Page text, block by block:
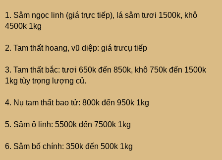
1. Sâm ngọc linh (giá trực tiếp), lá sâm tươi 1500k, khô
4500k 1kg
2. Tam thất hoang, vũ diệp: giá trưcụ tiếp
3. Tam thất bắc: tươi 650k đến 850k, khô 750k đến 1500k
1kg tùy trọng lượng củ.
4. Nụ tam thất bao tử: 800k đến 950k 1kg
5. Sâm ô linh: 5500k đến 7500k 1kg
6. Sâm bố chính: 350k đến 500k 1kg